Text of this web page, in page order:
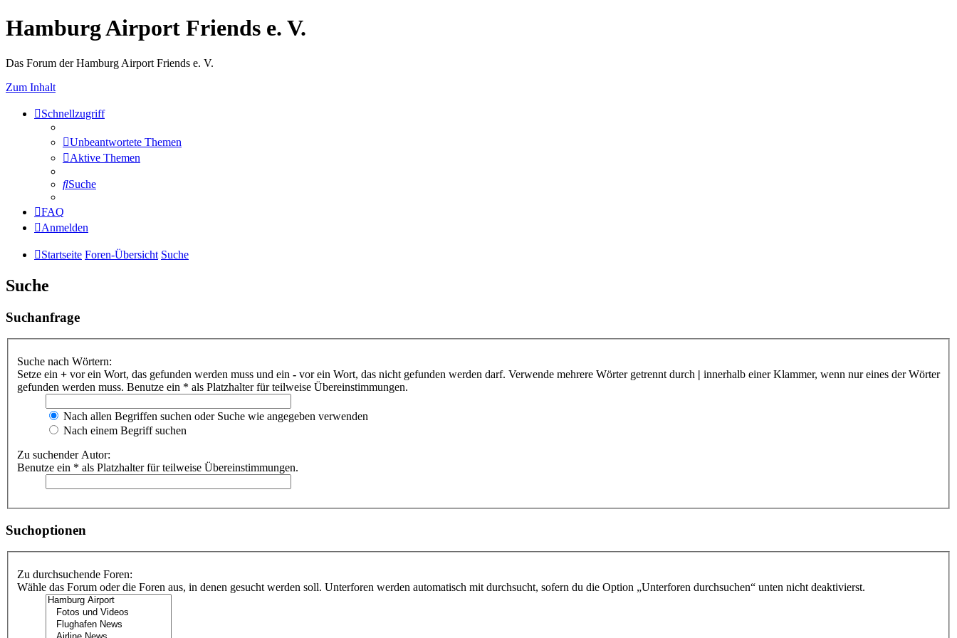
Hamburg Airport Friends e. V.
Das Forum der Hamburg Airport Friends e. V.
Zum Inhalt
Schnellzugriff
Unbeantwortete Themen
Aktive Themen
Suche
FAQ
Anmelden
Startseite Foren-Übersicht Suche
Suche
Suchanfrage
Suche nach Wörtern:
Setze ein + vor ein Wort, das gefunden werden muss und ein - vor ein Wort, das nicht gefunden werden darf. Verwende mehrere Wörter getrennt durch | innerhalb einer Klammer, wenn nur eines der Wörter
gefunden werden muss. Benutze ein * als Platzhalter für teilweise Übereinstimmungen.
Nach allen Begriffen suchen oder Suche wie angegeben verwenden
Nach einem Begriff suchen
Zu suchender Autor:
Benutze ein * als Platzhalter für teilweise Übereinstimmungen.
Suchoptionen
Zu durchsuchende Foren:
Wähle das Forum oder die Foren aus, in denen gesucht werden soll. Unterforen werden automatisch mit durchsucht, sofern du die Option „Unterforen durchsuchen“ unten nicht deaktivierst.